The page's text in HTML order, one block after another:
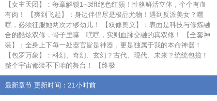
【女主天团】：每章解锁1~3组绝色红颜！性格鲜活立体，个个有血
有肉！ 【爽到飞起】：身边伴侣尽是极品尤物！遇到反派美女？嘿
嘿，必须征服她两次才够劲儿！ 【双修奥义】：表面是科技与修炼融
合的酷炫双修，骨子里嘛…嘿嘿，实则血脉交融的真双修！ 【全套神
装】：全身上下每一处器官皆是神器，更是独属于我的本命神器！
【包罗万象】：科幻、奇幻、玄幻？古代、现代、未来？统统包揽！
整个宇宙都装不下咱的舞台！ 【终极
最新章节 更新时间：21小时前